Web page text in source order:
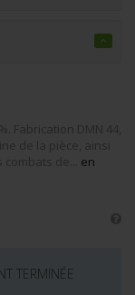
Fabrication DMN 44,
de la pièce, ainsi
de... en
TERMINÉE